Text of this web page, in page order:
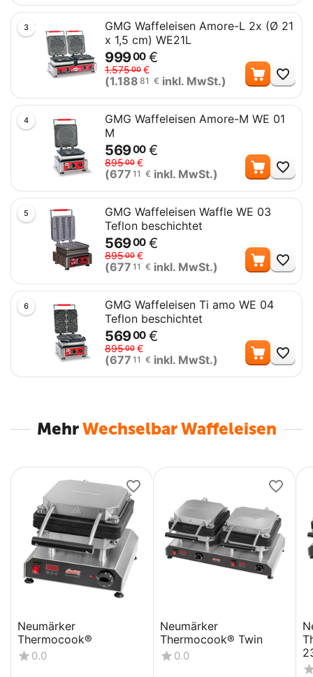
3
GMG Waffeleisen Amore-L 2x (Ø 21
x 1,5 cm) WE21L
99900 €
1.57500 €
(1.188 81 € inkl. MwSt.)
4
GMG Waffeleisen Amore-M WE 01
M
56900 €
89500 €
(677 11 € inkl. MwSt.)
5
GMG Waffeleisen Waffle WE 03
Teflon beschichtet
56900 €
89500 €
(677 11 € inkl. MwSt.)
6
GMG Waffeleisen Ti amo WE 04
Teflon beschichtet
56900 €
89500 €
(677 11 € inkl. MwSt.)
MehrWechselbar Waffeleisen
Neumärker
Thermocook®
0.0
Neumärker
Thermocook® Twin
0.0